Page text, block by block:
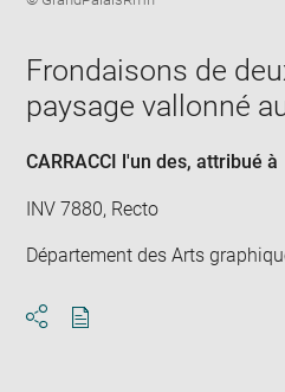
Frondaisons de
paysage vallonné
CARRACCI l'un des, attribué à
INV 7880, Recto
Département des Arts